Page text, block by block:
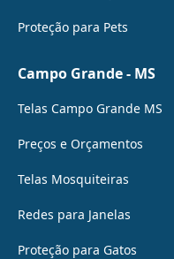
Proteção para Pets
Campo Grande - MS
Telas Campo Grande MS
Preços e Orçamentos
Telas Mosquiteiras
Redes para Janelas
Proteção para Gatos